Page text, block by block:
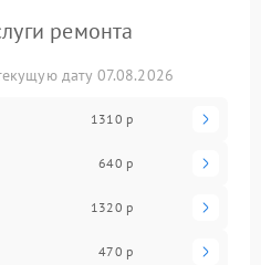
ремонта
дату 07.08.2026
1310 р
640 р
1320 р
470 р